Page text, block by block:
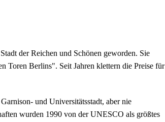
der Reichen und Schönen geworden. Sie
Toren Berlins". Seit Jahren klettern die Preise für
und Universitätsstadt, aber nie
wurden 1990 von der UNESCO als größtes